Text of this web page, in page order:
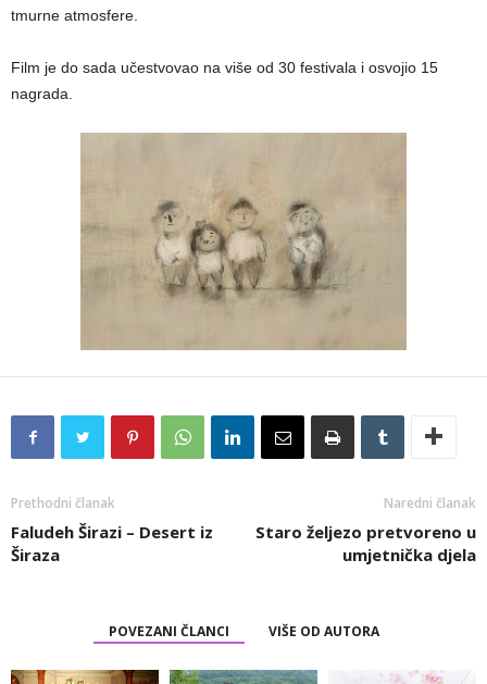
tmurne atmosfere.
Film je do sada učestvovao na više od 30 festivala i osvojio 15
nagrada.
Prethodni članak
Faludeh Širazi – Desert iz
Širaza
Naredni članak
Staro željezo pretvoreno u
umjetnička djela
POVEZANI ČLANCI VIŠE OD AUTORA